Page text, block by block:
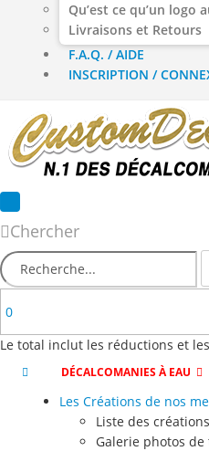
Qu’est ce qu’un
Livraisons et Retours
F.A.Q. / AIDE
INSCRIPTION /
Chercher
0
Le total inclut les réductions et
DÉCALCOMANIES À EAU
Les Créations de nos
Liste des
Galerie photos